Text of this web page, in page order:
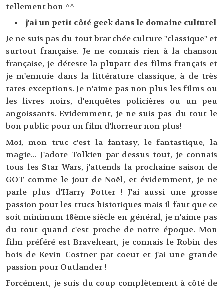
tellement bon ^^
j'ai un petit côté geek dans le domaine culturel
Je ne suis pas du tout branchée culture "classique" et
surtout française. Je ne connais rien à la chanson
française, je déteste la plupart des films français et
je m'ennuie dans la littérature classique, à de très
rares exceptions. Je n'aime pas non plus les films ou
les livres noirs, d'enquêtes policières ou un peu
angoissants. Evidemment, je ne suis pas du tout le
bon public pour un film d'horreur non plus!
Moi, mon truc c'est la fantasy, le fantastique, la
magie... J'adore Tolkien par dessus tout, je connais
tous les Star Wars, j'attends la prochaine saison de
GOT comme le jour de Noël, et évidemment, je ne
parle plus d'Harry Potter ! J'ai aussi une grosse
passion pour les trucs historiques mais il faut que ce
soit minimum 18ème siècle en général, je n'aime pas
du tout quand c'est proche de notre époque. Mon
film préféré est Braveheart, je connais le Robin des
bois de Kevin Costner par coeur et j'ai une grande
passion pour Outlander !
Forcément, je suis du coup complètement à côté de